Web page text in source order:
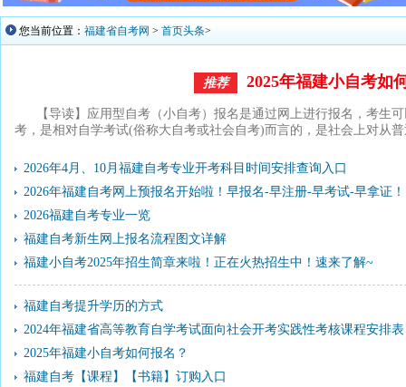
您当前位置： 福建省自考网 > 首页头条>
推荐 2025年福建小自考如
【导读】应用型自考（小自考）报名是通过网上进行报名，考生
考，是相对自学考试(俗称大自考或社会自考)而言的，是社会上对从
2026年4月、10月福建自考专业开考科目时间安排查询入口
2026年福建自考网上预报名开始啦！早报名-早注册-早考试-早拿证！
2026福建自考专业一览
福建自考新生网上报名流程图文详解
福建小自考2025年招生简章来啦！正在火热招生中！速来了解~
福建自考提升学历的方式
2024年福建省高等教育自学考试面向社会开考实践性考核课程安排表
2025年福建小自考如何报名？
福建自考【课程】【书籍】订购入口